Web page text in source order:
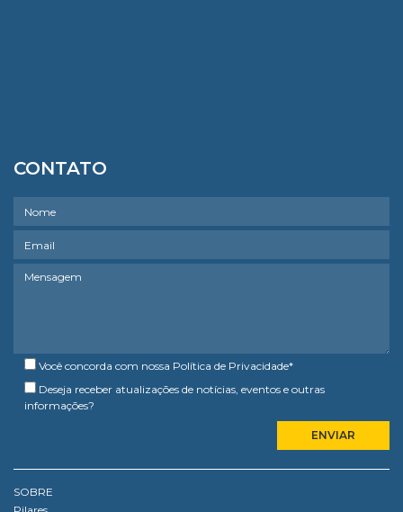
CONTATO
Você concorda com nossa Política de Privacidade*
Deseja receber atualizações de notícias, eventos e outras
informações?
SOBRE